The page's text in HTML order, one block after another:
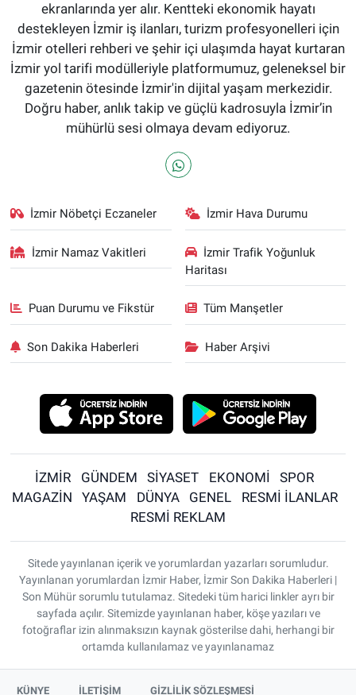
ekranlarında yer alır. Kentteki ekonomik hayatı
destekleyen İzmir iş ilanları, turizm profesyonelleri için
İzmir otelleri rehberi ve şehir içi ulaşımda hayat kurtaran
İzmir yol tarifi modülleriyle platformumuz, geleneksel bir
gazetenin ötesinde İzmir'in dijital yaşam merkezidir.
Doğru haber, anlık takip ve güçlü kadrosuyla İzmir’in
mühürlü sesi olmaya devam ediyoruz.
İzmir Nöbetçi Eczaneler İzmir Hava Durumu
İzmir Namaz Vakitleri
İzmir Trafik Yoğunluk
Haritası
Puan Durumu ve Fikstür Tüm Manşetler
Son Dakika Haberleri Haber Arşivi
İZMİR GÜNDEM SİYASET EKONOMİ
SPOR
MAGAZİN
YAŞAM DÜNYA GENEL
RESMİ İLANLAR
RESMİ REKLAM
Sitede yayınlanan içerik ve yorumlardan yazarları sorumludur.
Yayınlanan yorumlardan İzmir Haber, İzmir Son Dakika Haberleri |
Son Mühür sorumlu tutulamaz. Sitedeki tüm harici linkler ayrı bir
sayfada açılır. Sitemizde yayınlanan haber, köşe yazıları ve
fotoğraflar izin alınmaksızın kaynak gösterilse dahi, herhangi bir
ortamda kullanılamaz ve yayınlanamaz
KÜNYE İLETİŞİM GİZLİLİK SÖZLEŞMESİ